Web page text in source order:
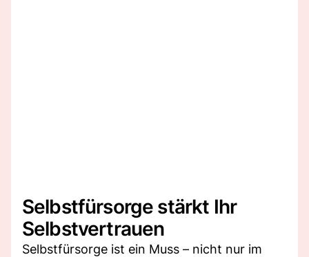
Selbstfürsorge stärkt Ihr
Selbstvertrauen
Selbstfürsorge ist ein Muss – nicht nur im